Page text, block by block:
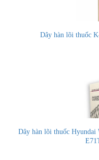
Dây hàn lõi thuốc
Dây hàn lõi thuốc Hyundai